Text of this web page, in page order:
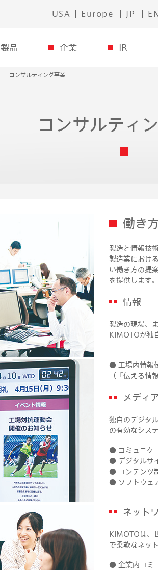
USA Europe JP
製品 企業 IR
コンサルティング事業
コンサルティ
働き
製造と情報技
製造業におけ
い働き方の提
を提供します。
情報
製造の現場、
KIMOTOが独
● 工場内情報
（「伝える情
メディ
独自のデジタ
の有効なシス
● コミュニケ
● デジタルサ
● コンテンツ
● ソフトウェ
ネット
KIMOTOは、
で柔軟なネッ
● 企業内コミ